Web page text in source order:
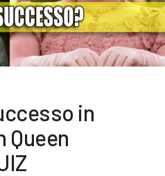
in
Queen